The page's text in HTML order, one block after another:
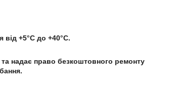
від +5°С до +40°С.
надає право безкоштовного ремонту